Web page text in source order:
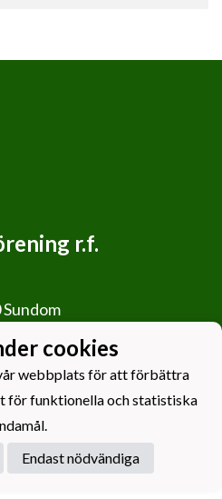
r.f.
cookies
webbplats för att förbättra
för funktionella och statistiska
Endast nödvändiga